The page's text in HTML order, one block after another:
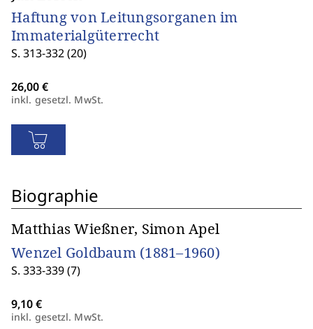
Haftung von Leitungsorganen im
Immaterialgüterrecht
S. 313-332 (20)
inkl. gesetzl. MwSt.
Biographie
Matthias Wießner, Simon Apel
Wenzel Goldbaum (1881–1960)
S. 333-339 (7)
inkl. gesetzl. MwSt.